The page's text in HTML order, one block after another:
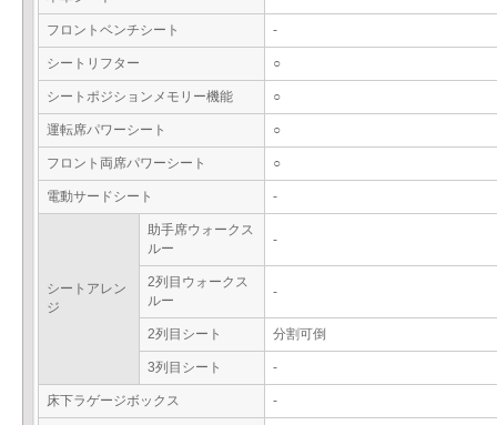
フロントベンチシート -
シートリフター ○
シートポジションメモリー機能 ○
運転席パワーシート ○
フロント両席パワーシート ○
電動サードシート -
シートアレン
ジ
助手席ウォークス
ルー
-
2列目ウォークス
ルー
-
2列目シート 分割可倒
3列目シート -
床下ラゲージボックス -